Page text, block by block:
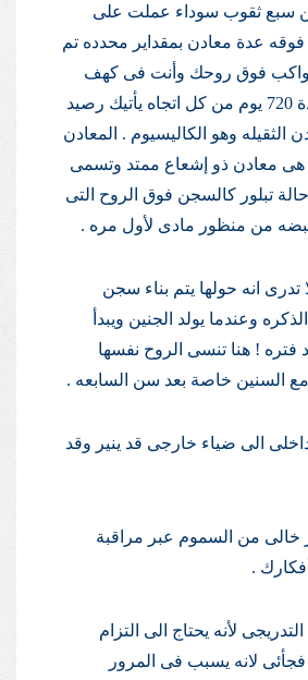
ثقوب سوداء عملت على
عدة معادن بمقداير محدده تم
فوق روحك وأنت فى كهف
الأم المقدسه . مدة 720 يوم من كل اتجاه يأتيك رصيد
الثقيله وهو الكاليسيوم . المعادن
معادن ذو إشعاع ممتد وتسمى
حالة تبلور كالسجن فوق الروح التى
من منظور مادى لأول مره .
انه حولها يتم بناء سجن
وعندما يولد الجنين ويبدأ
فتره ! هنا تنسى الروح نفسها
السنين خاصة بعد سن السابعه .
الى ضياء خارجى قد ينير وقد
خالى من السموم عبر مراقبة
.
لأنه يحتاج الى التزام
لانه يسبب فى المرور